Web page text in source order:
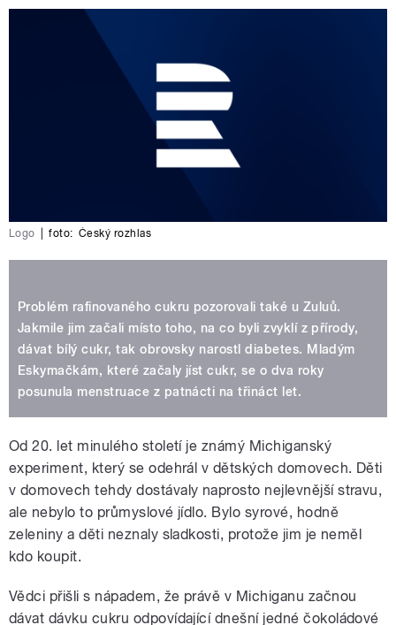
Logo foto: Český rozhlas
Problém rafinovaného cukru pozorovali také u Zuluů.
Jakmile jim začali místo toho, na co byli zvyklí z přírody,
dávat bílý cukr, tak obrovsky narostl diabetes. Mladým
Eskymačkám, které začaly jíst cukr, se o dva roky
posunula menstruace z patnácti na třináct let.
Od 20. let minulého století je známý Michiganský
experiment, který se odehrál v dětských domovech. Děti
v domovech tehdy dostávaly naprosto nejlevnější stravu,
ale nebylo to průmyslové jídlo. Bylo syrové, hodně
zeleniny a děti neznaly sladkosti, protože jim je neměl
kdo koupit.
Vědci přišli s nápadem, že právě v Michiganu začnou
dávat dávku cukru odpovídající dnešní jedné čokoládové